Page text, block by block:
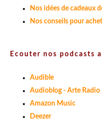
Nos idées de cadeaux
Nos conseils pour
Ecouter nos podcasts
Audible
Audioblog - Arte Radio
Amazon Music
Deezer